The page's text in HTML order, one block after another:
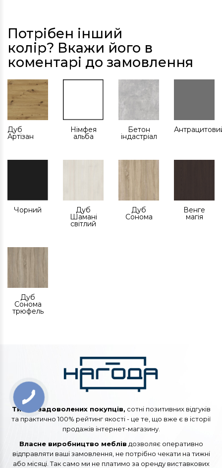
Потрібен інший
колір? Вкажи його в
коментарі до замовлення
Дуб
Артізан
Німфея
альба
Бетон
індастріал
Чорний Дуб
Шамані
світлий
Дуб
Сонома
Венге
магія
Дуб
Сонома
трюфель
Тисячі задоволених покупців, сотні позитивних відгуків
та практично 100% рейтинг якості - це те, що вже є в історії
продажів інтернет-магазину.
Власне виробництво меблів дозволяє оперативно
відправляти ваші замовлення, не потрібно чекати на тижні
або місяці. Так само ми не платимо за оренду виставкових